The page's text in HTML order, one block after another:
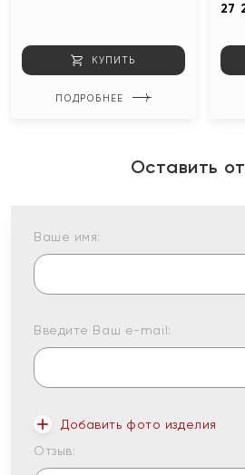
КУПИТЬ
ПОДРОБНЕЕ
27
Оставить
Ваше имя:
Введите Ваш e-mail:
Добавить фото изделия
Отзыв: